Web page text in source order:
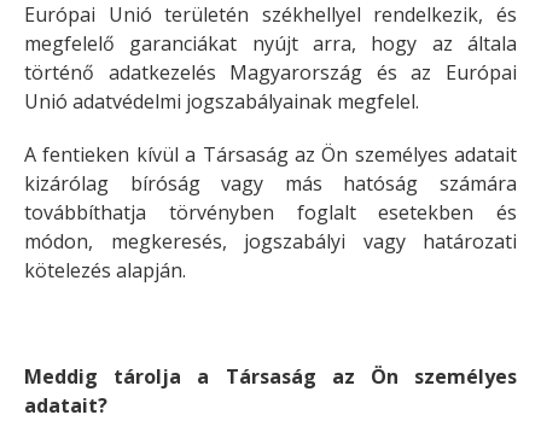
Európai Unió területén székhellyel rendelkezik, és
megfelelő garanciákat nyújt arra, hogy az általa
történő adatkezelés Magyarország és az Európai
Unió adatvédelmi jogszabályainak megfelel.
A fentieken kívül a Társaság az Ön személyes adatait
kizárólag bíróság vagy más hatóság számára
továbbíthatja törvényben foglalt esetekben és
módon, megkeresés, jogszabályi vagy határozati
kötelezés alapján.
Meddig tárolja a Társaság az Ön személyes
adatait?